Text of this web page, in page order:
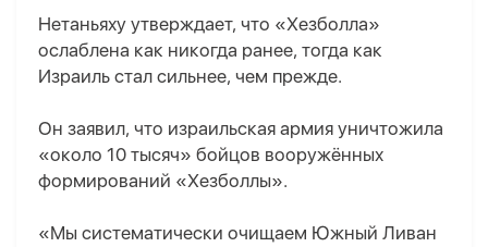
Нетаньяху утверждает, что «Хезболла»
ослаблена как никогда ранее, тогда как
Израиль стал сильнее, чем прежде.
Он заявил, что израильская армия уничтожила
«около 10 тысяч» бойцов вооружённых
формирований «Хезболлы».
«Мы систематически очищаем Южный Ливан